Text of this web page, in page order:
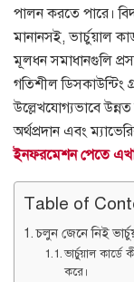
পালন করতে পারে।
মানানসই, ভার্চুয়াল
মূলধন সমাধানগুলি
গতিশীল ডিসকাউন্টিং
উল্লেখযোগ্যভাবে উন্নত
অর্থপ্রদান এবং
ইনফরমেশন পেতে
Table of
চলুন জেনে নিই
ভার্চুয়াল কার্ডে
করে।